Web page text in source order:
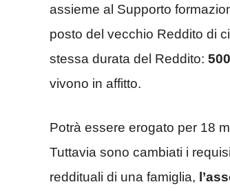
assieme al Supporto
posto del vecchio Reddito di
stessa durata del Reddito:
vivono in affitto.
Potrà essere erogato per 18
Tuttavia sono cambiati i
reddituali di una famiglia,